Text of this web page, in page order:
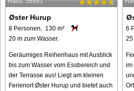
Øster Hurup
8 Personen, 130 m²
20 m zum Wasser.
Geräumiges Reihenhaus mit Ausblick
bis zum Wasser vom Essbereich und
der Terrasse aus! Liegt am kleinen
Ferienort Øster Hurup und bietet auch
6
25
im